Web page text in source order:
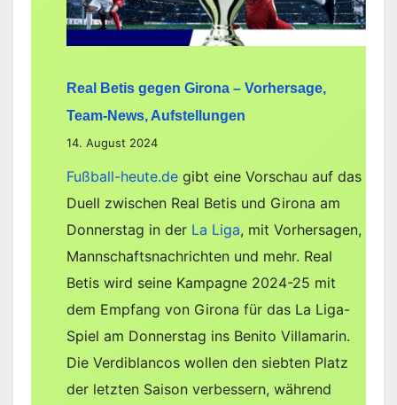
Real Betis gegen Girona – Vorhersage,
Team-News, Aufstellungen
14. August 2024
Fußball-heute.de gibt eine Vorschau auf das
Duell zwischen Real Betis und Girona am
Donnerstag in der La Liga, mit Vorhersagen,
Mannschaftsnachrichten und mehr. Real
Betis wird seine Kampagne 2024-25 mit
dem Empfang von Girona für das La Liga-
Spiel am Donnerstag ins Benito Villamarin.
Die Verdiblancos wollen den siebten Platz
der letzten Saison verbessern, während